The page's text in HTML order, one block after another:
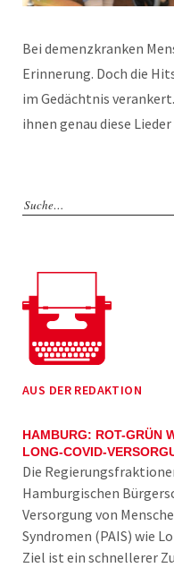
Bei demenzkranken
Erinnerung. Doch die
im Gedächtnis
ihnen genau diese
AUS DER REDAKTION
HAMBURG: ROT-GRÜN
LONG-COVID-
Die
Hamburgischen
Versorgung von
Syndromen (PAIS) wie
Ziel ist ein schnellerer